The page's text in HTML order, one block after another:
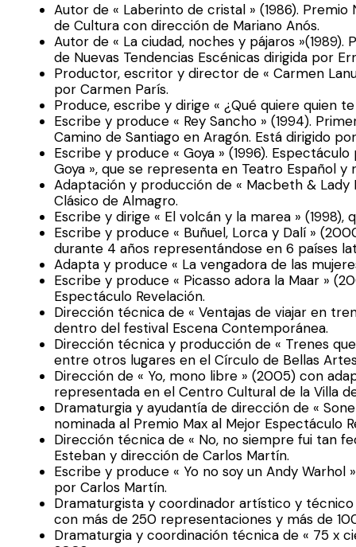
Autor de « Laberinto de cristal » (1986).
de Cultura con dirección de Mariano Anós.
Autor de « La ciudad, noches y pájaros
de Nuevas Tendencias Escénicas dirigida por
Productor, escritor y director de « Carmen
por Carmen París.
Produce, escribe y dirige « ¿Qué quiere quien
Escribe y produce « Rey Sancho » (1994).
Camino de Santiago en Aragón. Está dirigido
Escribe y produce « Goya » (1996).
Goya », que se representa en Teatro Español
Adaptación y producción de « Macbeth & Lady
Clásico de Almagro.
Escribe y dirige « El volcán y la marea »
Escribe y produce « Buñuel, Lorca y Dalí »
durante 4 años representándose en 6 países
Adapta y produce « La vengadora de las
Escribe y produce « Picasso adora la Maar »
Espectáculo Revelación.
Dirección técnica de « Ventajas de viajar en
dentro del festival Escena Contemporánea.
Dirección técnica y producción de « Trenes
entre otros lugares en el Círculo de Bellas
Dirección de « Yo, mono libre » (2005) con
representada en el Centro Cultural de la Villa
Dramaturgia y ayudantía de dirección de «
nominada al Premio Max al Mejor Espectáculo
Dirección técnica de « No, no siempre fui tan
Esteban y dirección de Carlos Martín.
Escribe y produce « Yo no soy un Andy
por Carlos Martín.
Dramaturgista y coordinador artístico y
con más de 250 representaciones y más de
Dramaturgia y coordinación técnica de « 75 x